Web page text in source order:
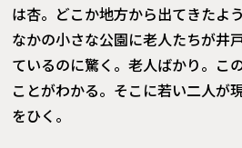
は杏。どこか地方から出てきたよ
なかの小さな公園に老人たちが井
ているのに驚く。老人ばかり。こ
ことがわかる。そこに若い二人が
をひく。